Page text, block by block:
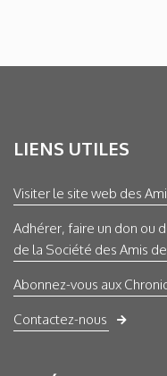
LIENS UTILES
Visiter le site web des
Adhérer, faire un don ou
de la Société des Amis
Abonnez-vous aux
Contactez-nous